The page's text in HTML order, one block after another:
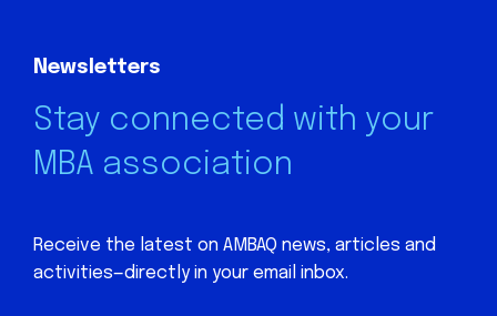
Newsletters
Stay connected with your
MBA association
Receive the latest on AMBAQ news, articles and
activities—directly in your email inbox.